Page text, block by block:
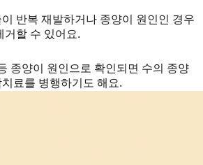
반복 재발하거나 종양이 원인인 경우
거할 수 있어요.
종양이 원인으로 확인되면 수의 종양
료를 병행하기도 해요.